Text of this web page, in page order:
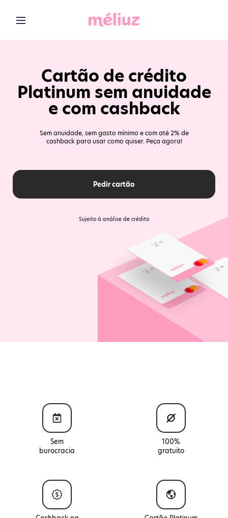
Cartão de crédito
Platinum sem anuidade
e com cashback
Sem anuidade, sem gasto mínimo e com até 2% de
cashback para usar como quiser. Peça agora!
Pedir cartão
Sujeito à análise de crédito
Sem
burocracia
100%
gratuito